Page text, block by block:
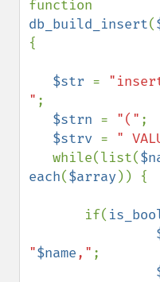
db_build_insert(
{
$str =
" ;
$strn = "(" ;
$strv = "
   while(list(
each($array )) {
       if(
"$name," ;